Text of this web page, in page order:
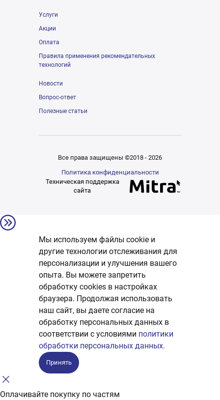
Услуги
Акции
Оплата
Правила применения рекомендательных
технологий
Новости
Вопрос-ответ
Полезные статьи
Все права защищены ©2018 - 2026
Политика конфиденциальности
Техническая поддержка
сайта
Мы используем файлы cookie и
другие технологии отслеживания для
персонализации и улучшения вашего
опыта. Вы можете запретить
обработку сookies в настройках
браузера. Продолжая использовать
наш сайт, вы даете согласие на
обработку персональных данных в
соответствии с условиями политики
обработки персональных данных.
Принять
Оплачивайте покупку по частям